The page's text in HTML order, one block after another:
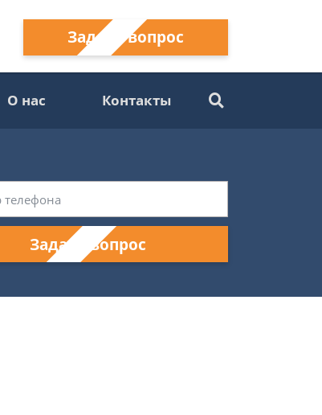
Задать вопрос
О нас Контакты
Задать вопрос